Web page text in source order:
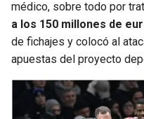
médico, sobre todo por
a los 150 millones de
de fichajes y colocó al
apuestas del proyecto